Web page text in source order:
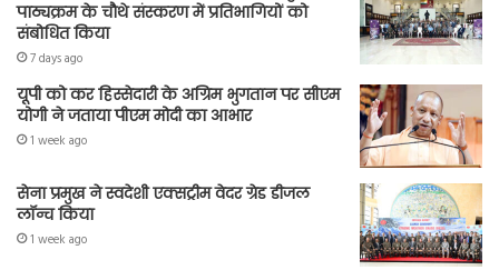
पाठ्यक्रम के चौथे संस्करण में प्रतिभागियों को
संबोधित किया
7 days ago
यूपी को कर हिस्सेदारी के अग्रिम भुगतान पर सीएम
योगी ने जताया पीएम मोदी का आभार
1 week ago
सेना प्रमुख ने स्वदेशी एक्सट्रीम वेदर ग्रेड डीजल
लॉन्च किया
1 week ago